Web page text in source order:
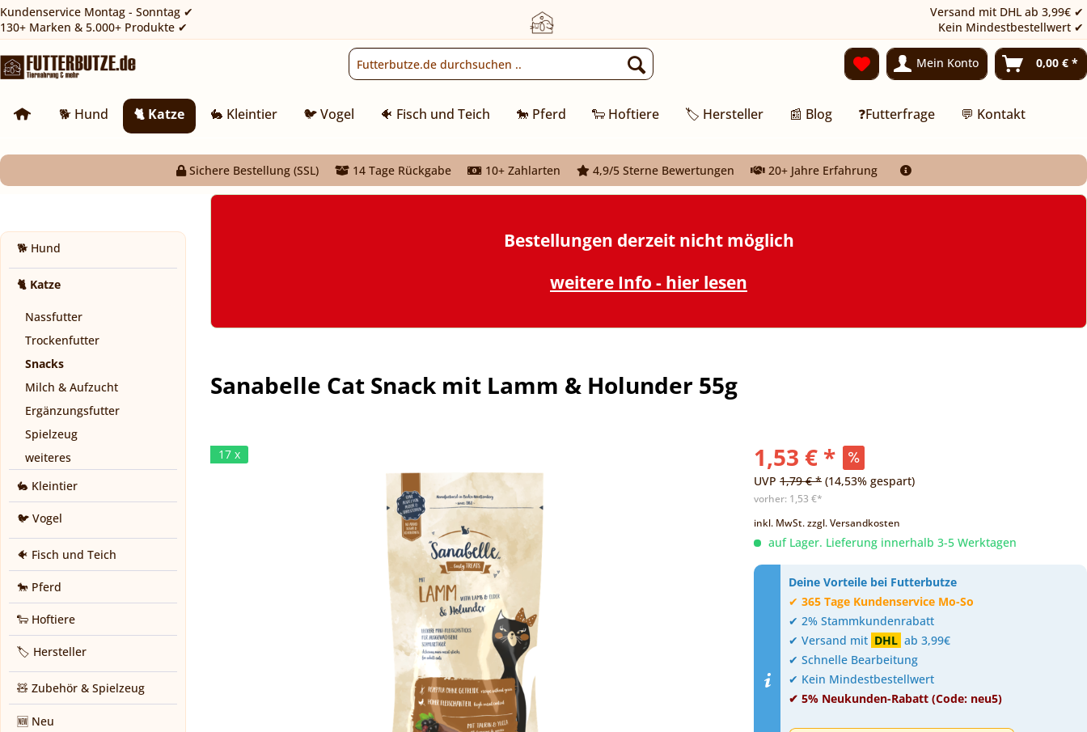
Kundenservice Montag - Sonntag ✔
130+ Marken & 5.000+ Produkte ✔
Versand mit DHL ab 3,99€ ✔
Kein Mindestbestellwert ✔
Mein Konto 0,00 € *
🐕 Hund 🐈 Katze 🐇 Kleintier 🐦 Vogel 🐠 Fisch und Teich 🐎 Pferd 🐑 Hoftiere 🏷️ Hersteller 📰 Blog ❓Futterfrage 💬 Kontakt
Sichere Bestellung (SSL) 14 Tage Rückgabe 10+ Zahlarten 4,9/5 Sterne Bewertungen 20+ Jahre Erfahrung
🐕 Hund
🐈 Katze
Nassfutter
Trockenfutter
Snacks
Milch & Aufzucht
Ergänzungsfutter
Spielzeug
weiteres
🐇 Kleintier
🐦 Vogel
🐠 Fisch und Teich
🐎 Pferd
🐑 Hoftiere
🏷️ Hersteller
🧸 Zubehör & Spielzeug
🆕 Neu
Bestellungen derzeit nicht möglich
weitere Info - hier lesen
Sanabelle Cat Snack mit Lamm & Holunder 55g
17 x 1,53 € *
UVP1,79 € * (14,53% gespart)
vorher: 1,53 €*
inkl. MwSt.zzgl. Versandkosten
auf Lager. Lieferung innerhalb 3-5 Werktagen
Deine Vorteile bei Futterbutze
✔365 Tage Kundenservice Mo-So
✔ 2% Stammkundenrabatt
✔ Versand mit DHL ab 3,99€
✔ Schnelle Bearbeitung
✔ Kein Mindestbestellwert
✔ 5% Neukunden-Rabatt (Code: neu5)